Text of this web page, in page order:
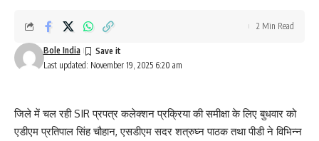
Last updated: November 19, 2025 6:20 am
Bole India
2 Min Read
जिले में चल रही SIR प्रपत्र कलेक्शन प्रक्रिया की समीक्षा के लिए बुधवार को
एडीएम प्रतिपाल सिंह चौहान, एसडीएम सदर शत्रुघ्न पाठक तथा पीडी ने विभिन्न